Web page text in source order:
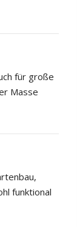
für große
Masse
funktional